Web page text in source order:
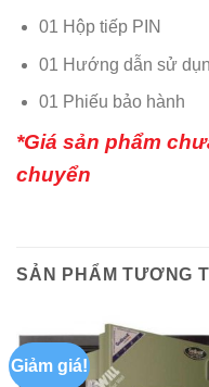
01 Hộp tiếp PIN
01 Hướng dẫn sử
01 Phiếu bảo hành
*Giá sản phẩm
chuyển
SẢN PHẨM TƯƠNG
Giảm giá!